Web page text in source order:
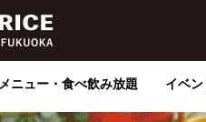
メニュー・食べ飲み放題 イベン